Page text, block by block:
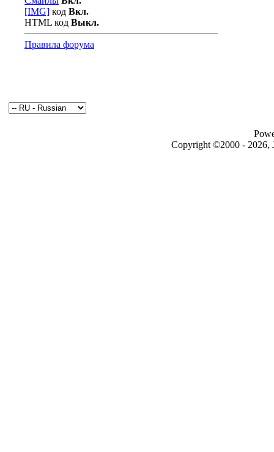
[IMG] код Вкл.
HTML код Выкл.
Правила форума
Copyright ©2000 - 2026,